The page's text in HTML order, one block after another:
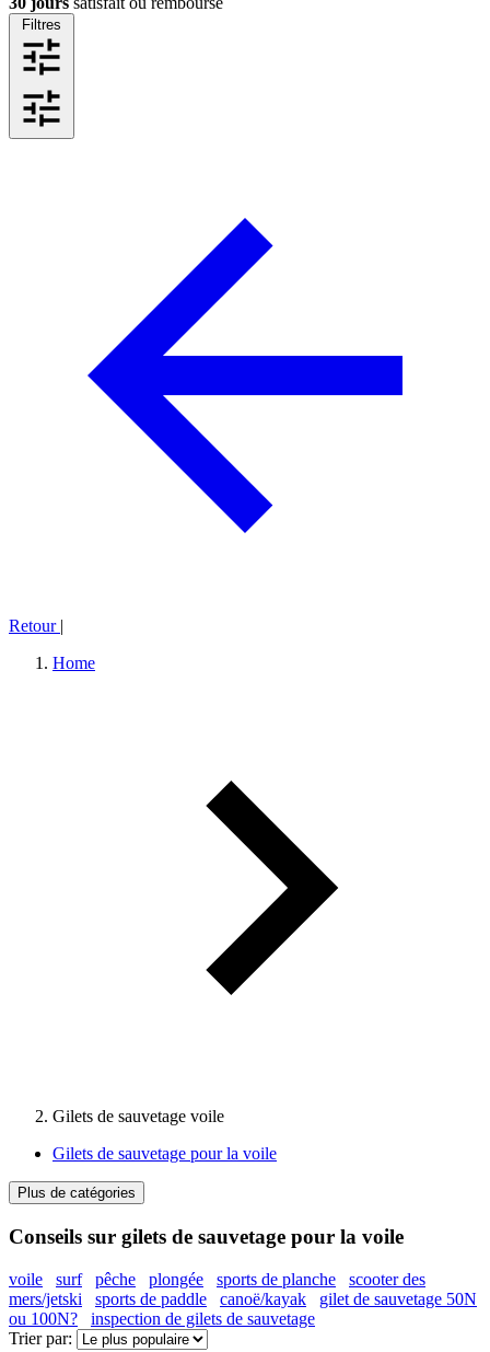
Filtres
Retour |
Home
Gilets de sauvetage voile
Gilets de sauvetage pour la voile
Plus de catégories
Conseils sur gilets de sauvetage pour la voile
voile surf pêche plongée sports de planche
scooter des
mers/jetski
sports de paddle canoë/kayak
gilet de sauvetage 50N
ou 100N?
inspection de gilets de sauvetage
Trier par: